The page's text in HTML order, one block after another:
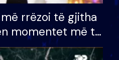
rrëzoi të gjitha
momentet më të
e BB VIP: Do më